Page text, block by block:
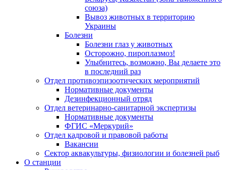
союза)
Вывоз животных в территорию
Украины
Болезни
Болезни глаз у животных
Осторожно, пироплазмоз!
Улыбнитесь, возможно, Вы делаете это
в последний раз
Отдел противоэпизоотических мероприятий
Нормативные документы
Дезинфекционный отряд
Отдел ветеринарно-санитарной экспертизы
Нормативные документы
ФГИС «Меркурий»
Отдел кадровой и правовой работы
Вакансии
Сектор аквакультуры, физиологии и болезней рыб
О станции